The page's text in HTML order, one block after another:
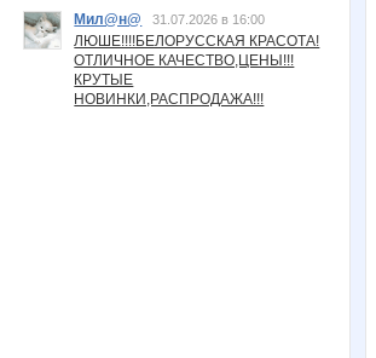
Мил@н@
31.07.2026 в 16:00
ЛЮШЕ!!!!БЕЛОРУССКАЯ КРАСОТА!
ОТЛИЧНОЕ КАЧЕСТВО,ЦЕНЫ!!!
КРУТЫЕ
НОВИНКИ,РАСПРОДАЖА!!!